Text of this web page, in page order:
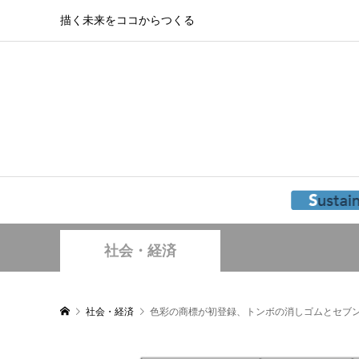
描く未来をココからつくる
社会・経済
社会・経済 色彩の商標が初登録、トンボの消しゴムとセブ